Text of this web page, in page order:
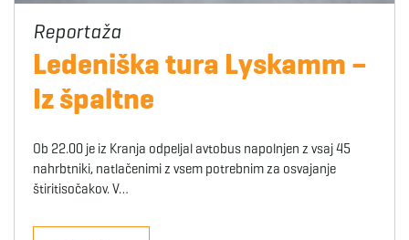
Ledeniška tura Lyskamm –
Iz špaltne
Ob 22.00 je iz Kranja odpeljal avtobus napolnjen z vsaj 45
nahrbtniki, natlačenimi z vsem potrebnim za osvajanje
štiritisočakov. V…